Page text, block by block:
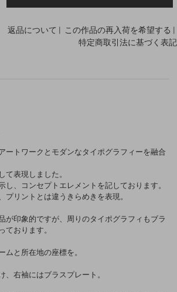
返品について この作品の再入荷を希望する
特定商取引法に基づく表記
ートワークとモダンなタイポグラフィーを融合
て表現しました。
し、コンセプトエレメントを記しております。
プリントとは違うきらめきを表現。
が印象的ですが、周りのタイポグラフィもブラ
ております。
ムと所在地の座標を。
、右袖にはブラスプレート。